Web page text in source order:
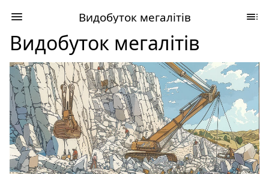
Видобуток мегалітів
Видобуток мегалітів